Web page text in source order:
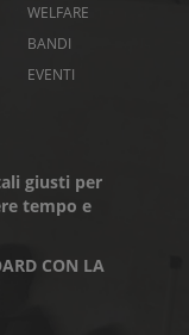
WELFARE
BANDI
EVENTI
giusti per
tempo e
CON LA